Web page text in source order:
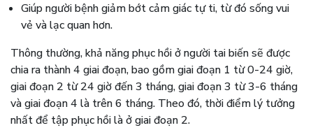
Giúp người bệnh giảm bớt cảm giác tự ti, từ đó sống vui
vẻ và lạc quan hơn.
Thông thường, khả năng phục hồi ở người tai biến sẽ được
chia ra thành 4 giai đoạn, bao gồm giai đoạn 1 từ 0-24 giờ,
giai đoạn 2 từ 24 giờ đến 3 tháng, giai đoạn 3 từ 3-6 tháng
và giai đoạn 4 là trên 6 tháng. Theo đó, thời điểm lý tưởng
nhất để tập phục hồi là ở giai đoạn 2.